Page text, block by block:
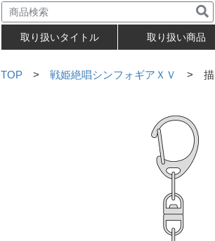
取り扱いタイトル 取り扱い商品
TOP > 戦姫絶唱シンフォギアＸＶ > 描